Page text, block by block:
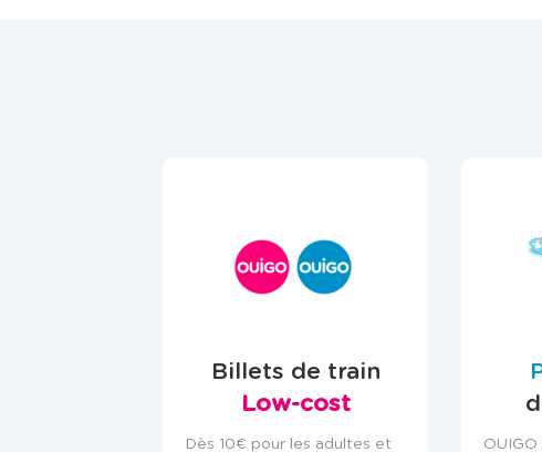
Billets de train
Low-cost
Dès 10€ pour les adultes et